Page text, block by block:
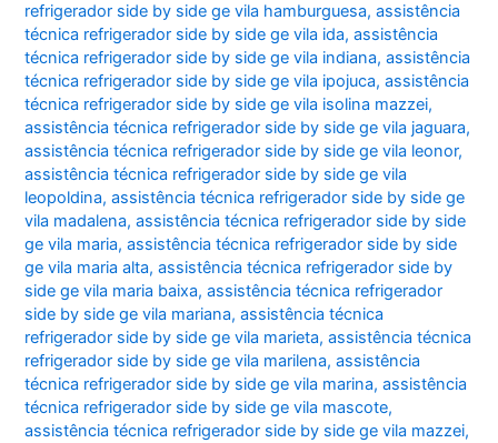
refrigerador side by side ge vila hamburguesa,assistência
técnica refrigerador side by side ge vila ida,assistência
técnica refrigerador side by side ge vila indiana,assistência
técnica refrigerador side by side ge vila ipojuca,assistência
técnica refrigerador side by side ge vila isolina mazzei,
assistência técnica refrigerador side by side ge vila jaguara,
assistência técnica refrigerador side by side ge vila leonor,
assistência técnica refrigerador side by side ge vila
leopoldina,assistência técnica refrigerador side by side ge
vila madalena,assistência técnica refrigerador side by side
ge vila maria,assistência técnica refrigerador side by side
ge vila maria alta,assistência técnica refrigerador side by
side ge vila maria baixa,assistência técnica refrigerador
side by side ge vila mariana,assistência técnica
refrigerador side by side ge vila marieta,assistência técnica
refrigerador side by side ge vila marilena,assistência
técnica refrigerador side by side ge vila marina,assistência
técnica refrigerador side by side ge vila mascote,
assistência técnica refrigerador side by side ge vila mazzei,